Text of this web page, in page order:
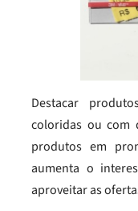
Destacar
coloridas ou com
produtos em
aumenta o
aproveitar as